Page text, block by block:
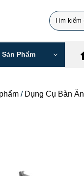
Search
for:
Phẩm
/ Dụng Cụ Bàn Ăn